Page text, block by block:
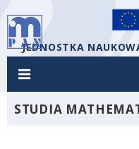
JEDNOSTKA
STUDIA